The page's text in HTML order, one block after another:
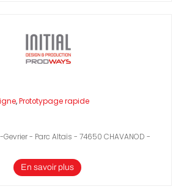
,Prototypage rapide
- Parc Altaïs - 74650 CHAVANOD -
En savoir plus